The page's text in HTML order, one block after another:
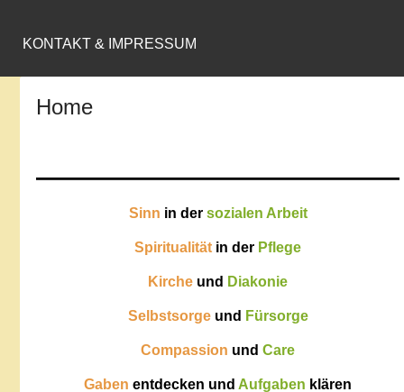
KONTAKT & IMPRESSUM
Home
Sinn in der sozialen Arbeit
Spiritualität in der Pflege
Kirche und Diakonie
Selbstsorge und Fürsorge
Compassion und Care
Gabenentdecken und Aufgaben klären